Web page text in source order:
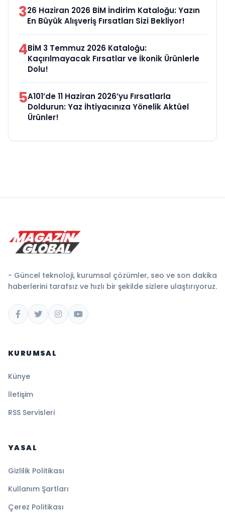
326 Haziran 2026 BİM İndirim Kataloğu: Yazın
En Büyük Alışveriş Fırsatları Sizi Bekliyor!
4BİM 3 Temmuz 2026 Kataloğu:
Kaçırılmayacak Fırsatlar ve İkonik Ürünlerle
Dolu!
5A101’de 11 Haziran 2026’yu Fırsatlarla
Doldurun: Yaz İhtiyacınıza Yönelik Aktüel
Ürünler!
- Güncel teknoloji, kurumsal çözümler, seo ve son dakika
haberlerini tarafsız ve hızlı bir şekilde sizlere ulaştırıyoruz.
KURUMSAL
Künye
İletişim
RSS Servisleri
YASAL
Gizlilik Politikası
Kullanım Şartları
Çerez Politikası